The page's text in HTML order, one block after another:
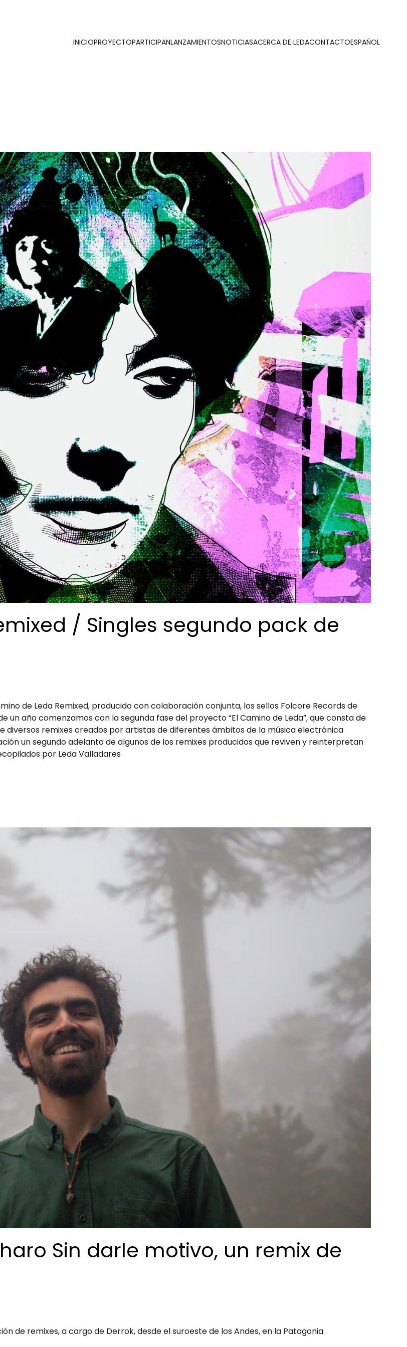
INICIOPROYECTOPARTICIPANLANZAMIENTOSNOTICIASACERCA DE LEDACONTACTOESPAÑOL
/ Singles segundo pack de
de Leda Remixed, producido con colaboración conjunta, los sellos Folcore Records de
un año comenzamos con la segunda fase del proyecto “El Camino de Leda”, que consta de
diversos remixes creados por artistas de diferentes ámbitos de la música electrónica
un segundo adelanto de algunos de los remixes producidos que reviven y reinterpretan
por Leda Valladares
Sin darle motivo, un remix de
de remixes, a cargo de Derrok, desde el suroeste de los Andes, en la Patagonia.